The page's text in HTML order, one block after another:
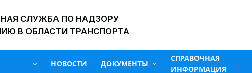
СЛУЖБА ПО НАДЗОРУ
В ОБЛАСТИ ТРАНСПОРТА
НОВОСТИ ДОКУМЕНТЫ
СПРАВОЧНАЯ
ИНФОРМАЦИЯ